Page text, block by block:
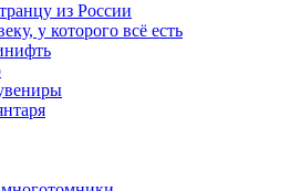
из России
у которого всё есть